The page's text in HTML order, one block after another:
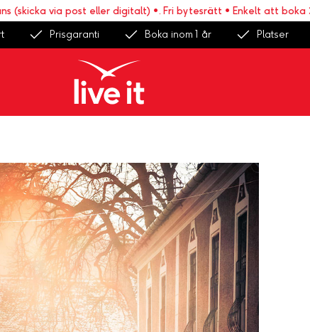
via post eller digitalt) •. Fri bytesrätt • Enkelt att boka >>
Prisgaranti Boka inom 1 år Platser